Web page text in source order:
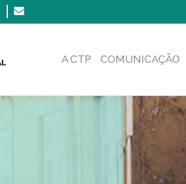
A CTP COMUNICAÇÃO